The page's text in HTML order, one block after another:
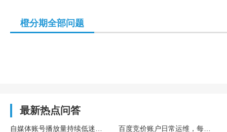
橙分期全部问题
最新热点问答